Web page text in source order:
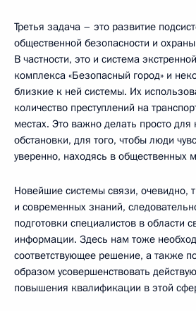
Третья задача – это развитие
общественной безопасности и
В частности, это и система
комплекса «Безопасный город» и
близкие к ней системы. Их
количество преступлений на
местах. Это важно делать просто
обстановки, для того, чтобы люди
уверенно, находясь в общественных
Новейшие системы связи, очевидно,
и современных знаний,
подготовки специалистов в области
информации. Здесь нам тоже
соответствующее решение, а также
образом усовершенствовать
повышения квалификации в этой